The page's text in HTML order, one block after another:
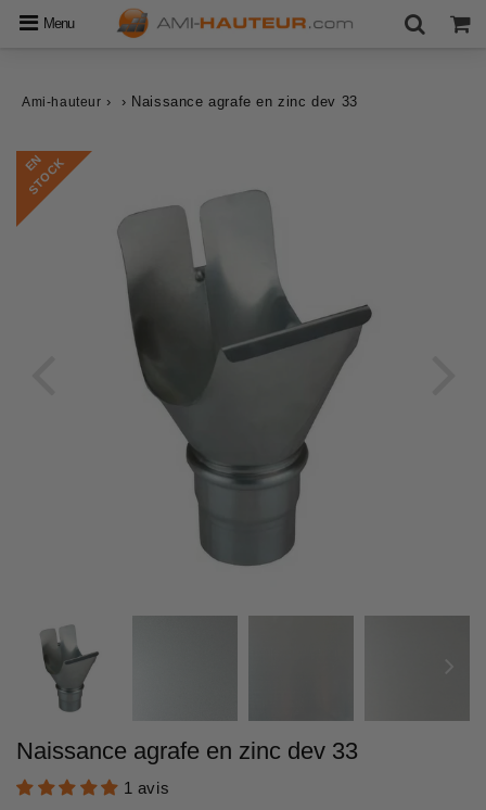
Menu
Ami-hauteur › › Naissance agrafe en zinc dev 33
E
N
S
T
O
C
K
Naissance agrafe en zinc dev 33
1 avis